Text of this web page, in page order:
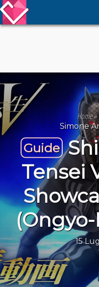
Home»
Simone
Guide
Tensei
15